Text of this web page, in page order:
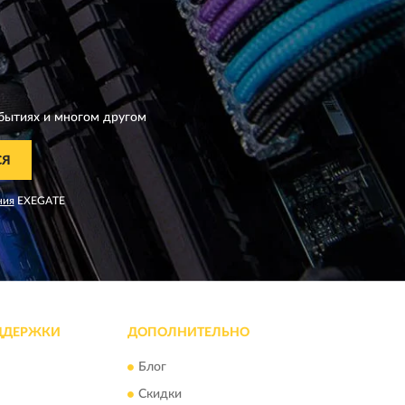
и многом другом
EXEGATE
ДОПОЛНИТЕЛЬНО
Блог
Скидки